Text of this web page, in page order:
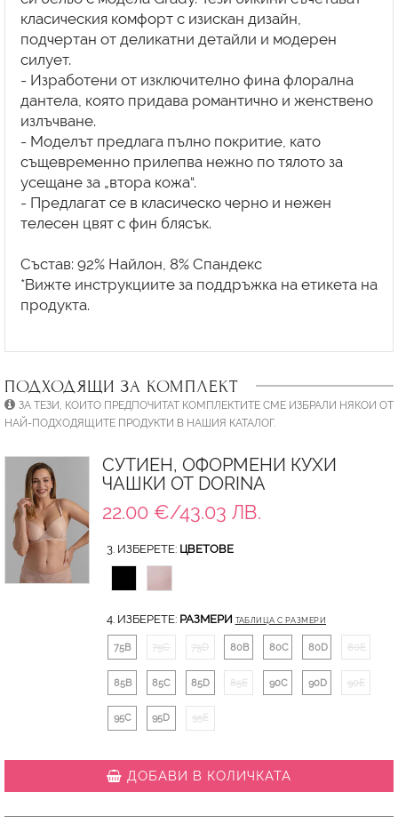
класическия комфорт с изискан дизайн,
подчертан от деликатни детайли и модерен
силует.
- Изработени от изключително фина флорална
дантела, която придава романтично и женствено
излъчване.
- Моделът предлага пълно покритие, като
същевременно прилепва нежно по тялото за
усещане за „втора кожа“.
- Предлагат се в класическо черно и нежен
телесен цвят с фин блясък.
Състав: 92% Найлон, 8% Спандекс
*Вижте инструкциите за поддръжка на етикета на
продукта.
ПОДХОДЯЩИ ЗА КОМПЛЕКТ
ЗА ТЕЗИ, КОИТО ПРЕДПОЧИТАТ КОМПЛЕКТИТЕ СМЕ ИЗБРАЛИ НЯКОИ ОТ
НАЙ-ПОДХОДЯЩИТЕ ПРОДУКТИ В НАШИЯ КАТАЛОГ.
СУТИЕН, ОФОРМЕНИ КУХИ
ЧАШКИ ОТ DORINA
22.00 €/43.03 ЛВ.
3. ИЗБЕРЕТЕ: ЦВЕТОВЕ
4. ИЗБЕРЕТЕ: РАЗМЕРИ ТАБЛИЦА С РАЗМЕРИ
75B 75C 75D 80B 80C 80D 80E
85B 85C 85D 85E 90C 90D 90E
95C 95D 95E
ДОБАВИ В КОЛИЧКАТА